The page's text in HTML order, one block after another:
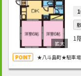
敷
1
★八斗島町★駐車場